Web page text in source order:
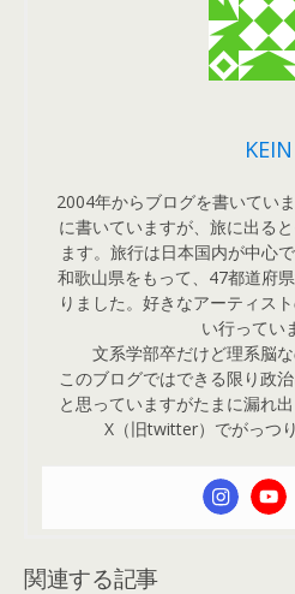
KEIN
2004年からブログを書いてい
に書いていますが、旅に出る
ます。旅行は日本国内が中心
和歌山県をもって、47都道府
りました。好きなアーティス
い行ってい
文系学部卒だけど理系脳な
このブログではできる限り政
と思っていますがたまに漏れ
X（旧twitter）でがっつ
関連する記事